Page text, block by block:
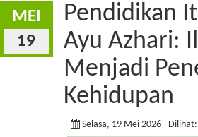
MEI
19
Pendidikan
Ayu Azhari:
Menjadi
Kehidupan
Selasa, 19 Mei 2026